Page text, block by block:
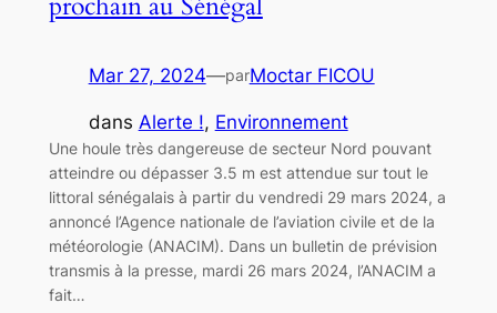
Mar 27, 2024—parMoctar FICOU
dans Alerte !, Environnement
Une houle très dangereuse de secteur Nord pouvant
atteindre ou dépasser 3.5 m est attendue sur tout le
littoral sénégalais à partir du vendredi 29 mars 2024, a
annoncé l’Agence nationale de l’aviation civile et de la
météorologie (ANACIM). Dans un bulletin de prévision
transmis à la presse, mardi 26 mars 2024, l’ANACIM a
fait…